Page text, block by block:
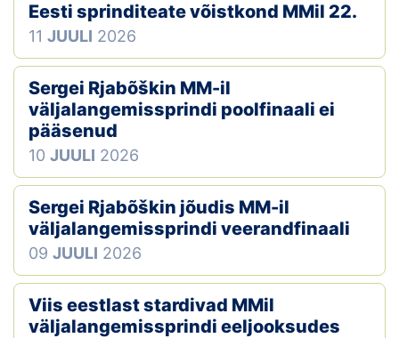
Eesti sprinditeate võistkond MMil 22.
11 JUULI 2026
Sergei Rjabõškin MM-il
väljalangemissprindi poolfinaali ei
pääsenud
10 JUULI 2026
Sergei Rjabõškin jõudis MM-il
väljalangemissprindi veerandfinaali
09 JUULI 2026
Viis eestlast stardivad MMil
väljalangemissprindi eeljooksudes